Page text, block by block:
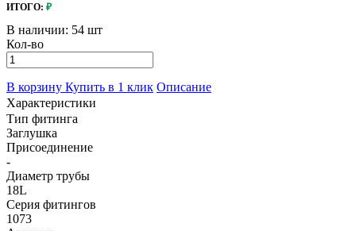
ИТОГО: ₽
В наличии: 54 шт
Кол-во
В корзину Купить в 1 клик Описание
Характеристики
Тип фитинга
Заглушка
Присоединение
-
Диаметр трубы
18L
Серия фитингов
1073